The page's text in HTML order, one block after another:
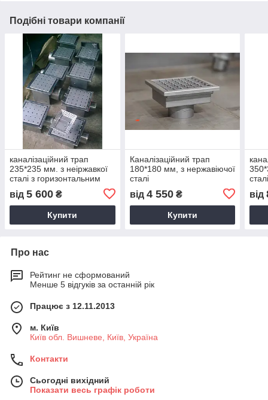
Подібні товари компанії
каналізаційний трап
235*235 мм. з неіржавкої
сталі з горизонтальним
від 5 600 ₴
Купити
Каналізаційний трап
180*180 мм, з нержавіючої
сталі
від 4 550₴
Купити
від
Про нас
Рейтинг не сформований
Менше 5 відгуків за останній рік
Працює з 12.11.2013
м. Київ
Київ обл. Вишневе, Київ, Україна
Контакти
Сьогодні вихідний
Показати весь графік роботи